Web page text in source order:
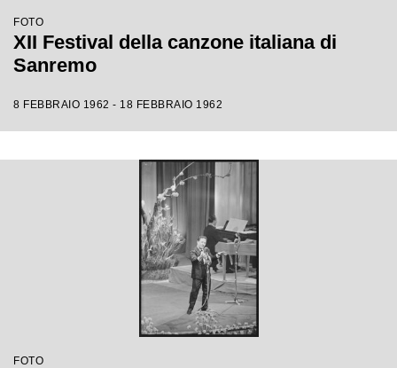
FOTO
XII Festival della canzone italiana di
Sanremo
8 FEBBRAIO 1962 - 18 FEBBRAIO 1962
FOTO